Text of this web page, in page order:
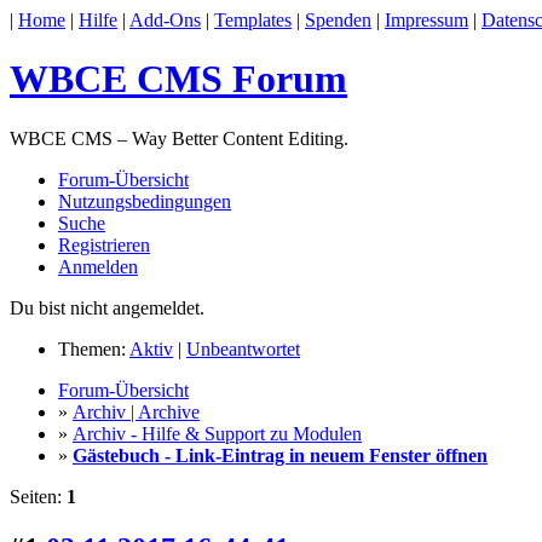
| Home | Hilfe | Add-Ons | Templates | Spenden | Impressum |
WBCE CMS Forum
WBCE CMS – Way Better Content Editing.
Forum-Übersicht
Nutzungsbedingungen
Suche
Registrieren
Anmelden
Du bist nicht angemeldet.
Themen: Aktiv | Unbeantwortet
Forum-Übersicht
» Archiv | Archive
» Archiv - Hilfe & Support zu Modulen
» Gästebuch - Link-Eintrag in neuem Fenster öffnen
Seiten: 1